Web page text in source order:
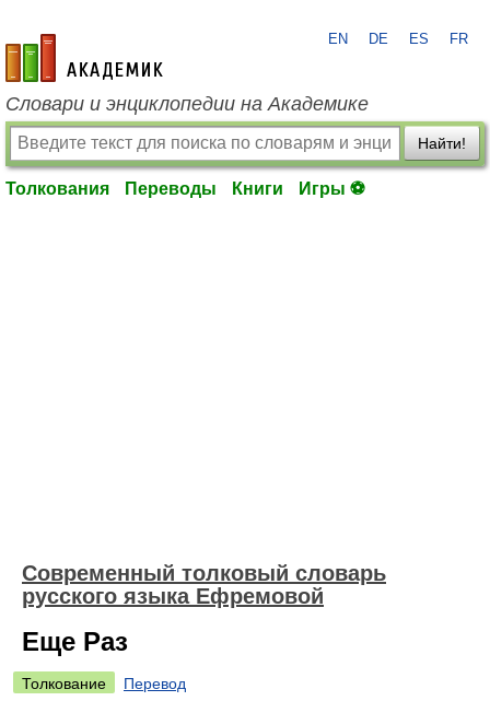
academic.ru
EN DE ES FR
Словари и энциклопедии на Академике
Найти!
Толкования Переводы Книги Игры ⚽
Современный толковый словарь
русского языка Ефремовой
Еще Раз
Толкование
Перевод